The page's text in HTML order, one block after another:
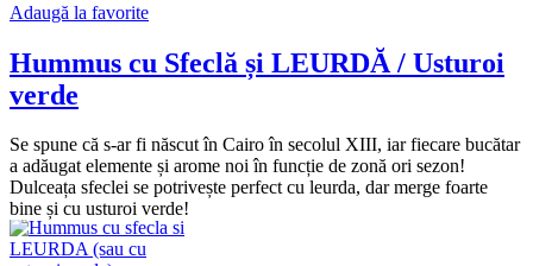
Adaugă la favorite
Hummus cu Sfeclă și LEURDĂ / Usturoi
verde
Se spune că s-ar fi născut în Cairo în secolul XIII, iar fiecare bucătar
a adăugat elemente și arome noi în funcție de zonă ori sezon!
Dulceața sfeclei se potrivește perfect cu leurda, dar merge foarte
bine și cu usturoi verde!